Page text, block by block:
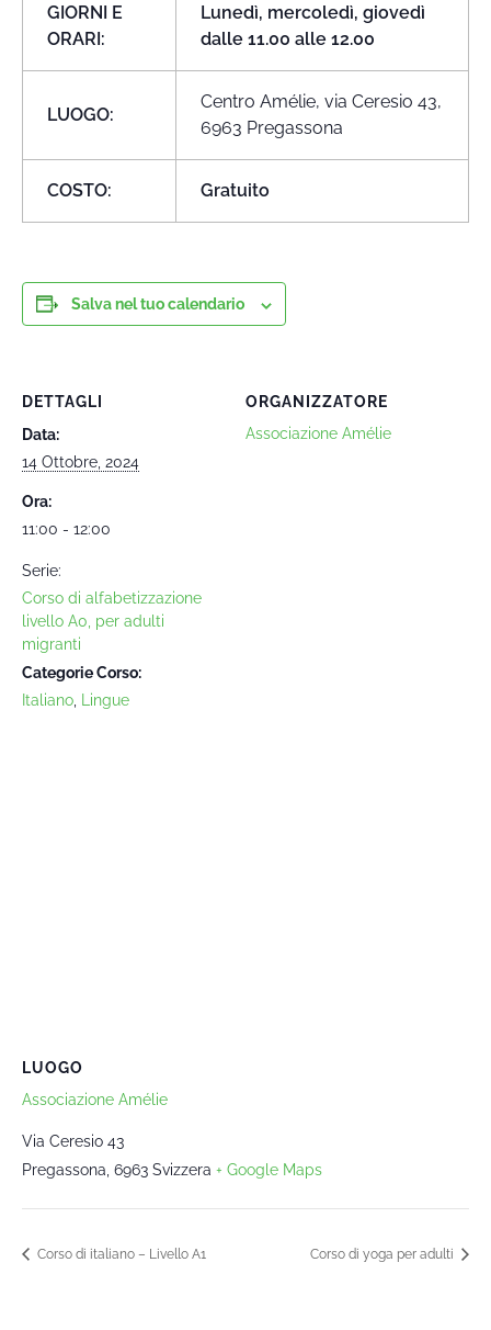
GIORNI E
ORARI:
Lunedì, mercoledì, giovedì
dalle 11.00 alle 12.00
LUOGO:
Centro Amélie, via Ceresio 43,
6963 Pregassona
COSTO: Gratuito
Salva nel tuo calendario
DETTAGLI
Data:
14 Ottobre, 2024
Ora:
11:00 - 12:00
Serie:
Corso di alfabetizzazione
livello A0, per adulti
migranti
Categorie Corso:
Italiano
Lingue
ORGANIZZATORE
Associazione Amélie
LUOGO
Associazione Amélie
Via Ceresio 43
Pregassona 6963 Svizzera + Google Maps
Corso di italiano – Livello A1 Corso di yoga per adulti